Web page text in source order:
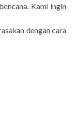
Kami ingin
dengan cara